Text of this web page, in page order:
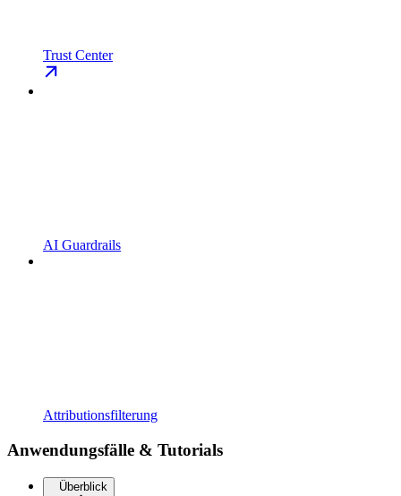
Trust Center
AI Guardrails
Attributionsfilterung
Anwendungsfälle & Tutorials
Überblick